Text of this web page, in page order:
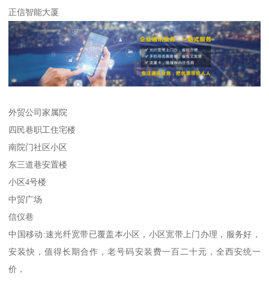
正信智能大厦
外贸公司家属院
四民巷职工住宅楼
南院门社区小区
东三道巷安置楼
小区4号楼
中贸广场
信仪巷
中国移动:速光纤宽带已覆盖本小区，小区宽带上门办理，服务好，
安装快，值得长期合作，老号码安装费一百二十元，全西安统一
价，